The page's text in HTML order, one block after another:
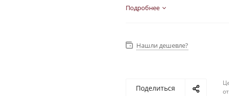
Подробнее
Нашли дешевле?
Поделиться